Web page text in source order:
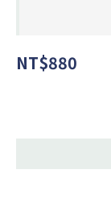
NT$880